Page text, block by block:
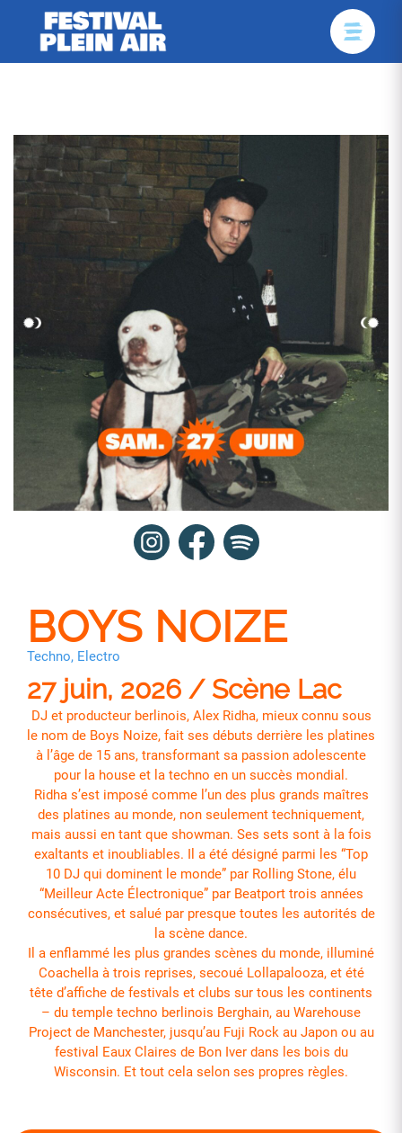
BOYS NOIZE
Techno, Electro
27 juin, 2026 / Scène Lac
DJ et producteur berlinois, Alex Ridha, mieux connu sous
le nom de Boys Noize, fait ses débuts derrière les platines
à l’âge de 15 ans, transformant sa passion adolescente
pour la house et la techno en un succès mondial.
Ridha s’est imposé comme l’un des plus grands maîtres
des platines au monde, non seulement techniquement,
mais aussi en tant que showman. Ses sets sont à la fois
exaltants et inoubliables. Il a été désigné parmi les “Top
10 DJ qui dominent le monde” par Rolling Stone, élu
“Meilleur Acte Électronique” par Beatport trois années
consécutives, et salué par presque toutes les autorités de
la scène dance.
Il a enflammé les plus grandes scènes du monde, illuminé
Coachella à trois reprises, secoué Lollapalooza, et été
tête d’affiche de festivals et clubs sur tous les continents
– du temple techno berlinois Berghain, au Warehouse
Project de Manchester, jusqu’au Fuji Rock au Japon ou au
festival Eaux Claires de Bon Iver dans les bois du
Wisconsin. Et tout cela selon ses propres règles.